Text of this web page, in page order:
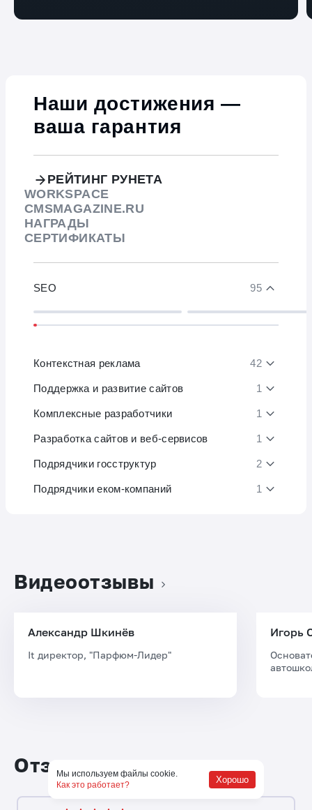
Наши достижения —
ваша гарантия
РЕЙТИНГ РУНЕТА
WORKSPACE
CMSMAGAZINE.RU
НАГРАДЫ
СЕРТИФИКАТЫ
SEO 95
Контекстная реклама 42
Поддержка и развитие сайтов 1
Комплексные разработчики 1
Разработка сайтов и веб-сервисов 1
Подрядчики госструктур 2
Подрядчики еком-компаний 1
Видеоотзывы
Александр Шкинёв
It директор, "Парфюм-Лидер"
Игорь
ОтзывыМы используем файлы cookie.
Как это работает?
Хорошо